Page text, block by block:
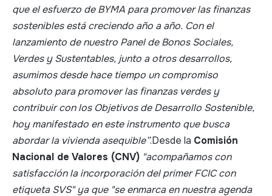
que el esfuerzo de BYMA para promover las finanzas
sostenibles está creciendo año a año. Con el
lanzamiento de nuestro Panel de Bonos Sociales,
Verdes y Sustentables, junto a otros desarrollos,
asumimos desde hace tiempo un compromiso
absoluto para promover las finanzas verdes y
contribuir con los Objetivos de Desarrollo Sostenible,
hoy manifestado en este instrumento que busca
abordar la vivienda asequible”.Desde la Comisión
Nacional de Valores (CNV) "acompañamos con
satisfacción la incorporación del primer FCIC con
etiqueta SVS" ya que "se enmarca en nuestra agenda